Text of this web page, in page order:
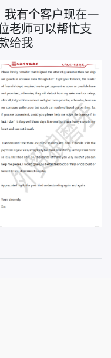
我有个客户现在一
老师可以帮忙支
给我